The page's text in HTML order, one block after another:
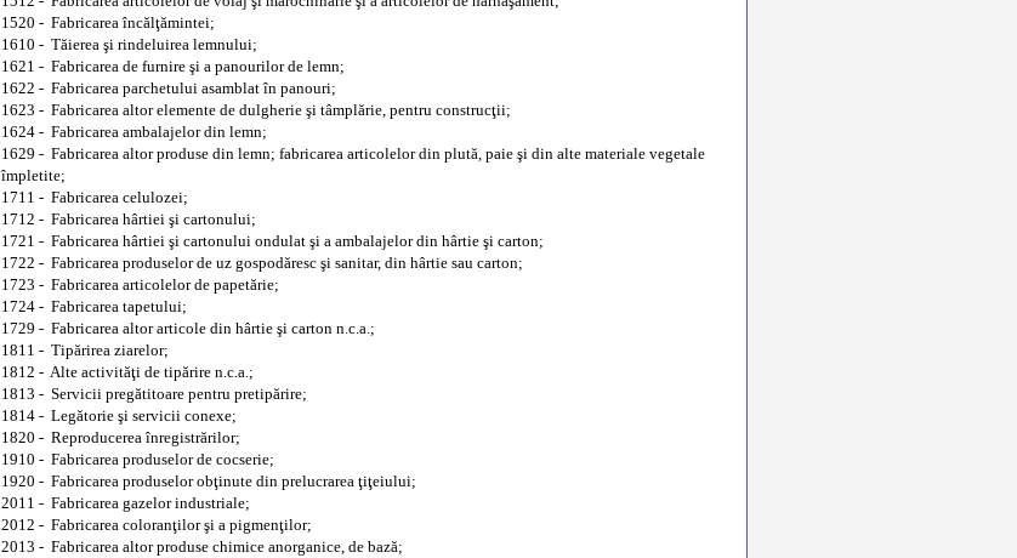
1520 - Fabricarea încălţămintei;
1610 - Tăierea şi rindeluirea lemnului;
1621 - Fabricarea de furnire şi a panourilor de lemn;
1622 - Fabricarea parchetului asamblat în panouri;
1623 - Fabricarea altor elemente de dulgherie şi tâmplărie, pentru construcţii;
1624 - Fabricarea ambalajelor din lemn;
1629 - Fabricarea altor produse din lemn; fabricarea articolelor din plută, paie şi din alte materiale vegetale
împletite;
1711 - Fabricarea celulozei;
1712 - Fabricarea hârtiei şi cartonului;
1721 - Fabricarea hârtiei şi cartonului ondulat şi a ambalajelor din hârtie şi carton;
1722 - Fabricarea produselor de uz gospodăresc şi sanitar, din hârtie sau carton;
1723 - Fabricarea articolelor de papetărie;
1724 - Fabricarea tapetului;
1729 - Fabricarea altor articole din hârtie şi carton n.c.a.;
1811 - Tipărirea ziarelor;
1812 - Alte activităţi de tipărire n.c.a.;
1813 - Servicii pregătitoare pentru pretipărire;
1814 - Legătorie şi servicii conexe;
1820 - Reproducerea înregistrărilor;
1910 - Fabricarea produselor de cocserie;
1920 - Fabricarea produselor obţinute din prelucrarea ţiţeiului;
2011 - Fabricarea gazelor industriale;
2012 - Fabricarea coloranţilor şi a pigmenţilor;
2013 - Fabricarea altor produse chimice anorganice, de bază;